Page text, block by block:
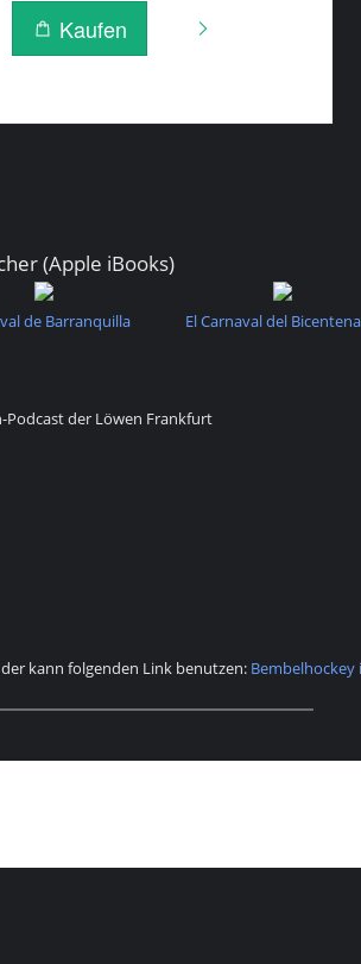
(Apple iBooks)
de Barranquilla El Carnaval del
Podcast der Löwen Frankfurt
kann folgenden Link benutzen: